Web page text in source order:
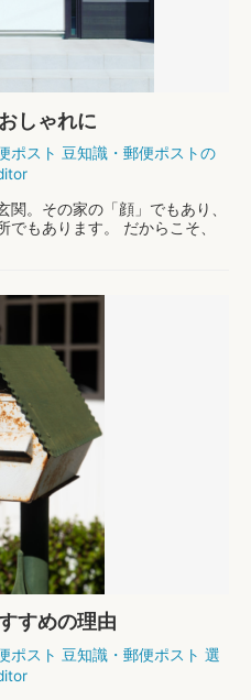
しゃれに
ポスト 豆知識 ・ 郵便ポストの
。その家の「顔」でもあり、
もあります。 だからこそ、
すめの理由
ポスト 豆知識 ・ 郵便ポスト 選